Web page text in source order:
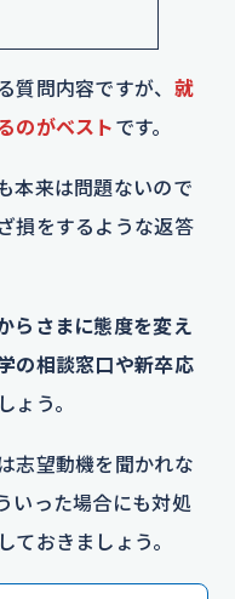
質問内容ですが、 就
のがベスト です。
本来は問題ないので
損をするような返答
らさまに態度を変え
の相談窓口や新卒応
ょう。
志望動機を聞かれな
いった場合にも対処
ておきましょう。